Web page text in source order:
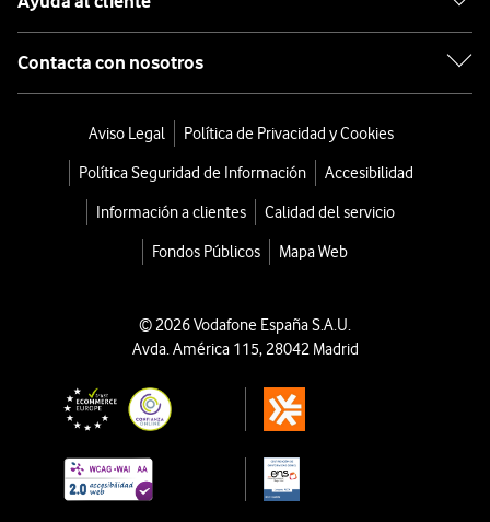
Contacta con nosotros
Aviso Legal
Política de Privacidad y Cookies
Política Seguridad de Información
Accesibilidad
Información a clientes
Calidad del servicio
Fondos Públicos
Mapa Web
© 2026 Vodafone España S.A.U.
Avda. América 115, 28042 Madrid